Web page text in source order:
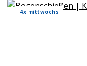
Ein­zel­per­son,
4x mitt­wochs